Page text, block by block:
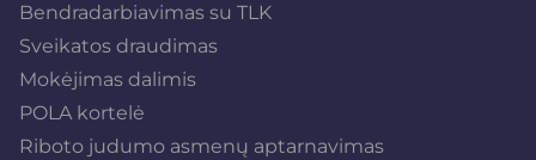
Bendradarbiavimas su TLK
Sveikatos draudimas
Mokėjimas dalimis
POLA kortelė
Riboto judumo asmenų aptarnavimas